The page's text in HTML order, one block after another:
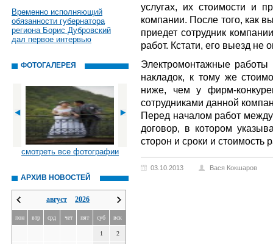
Временно исполняющий
обязанности губернатора
региона Борис Дубровский
дал первое интервью
ФОТОГАЛЕРЕЯ
смотреть все фотографии
АРХИВ НОВОСТЕЙ
август 2026
пон втр срд чет пят суб вск
1 2
услугах, их стоимости и
компании. После того, как
приедет сотрудник
работ. Кстати, его выезд не
Электромонтажные работы
накладок, к тому же
ниже, чем у фирм-
сотрудниками данной
Перед началом работ между
договор, в котором
сторон и сроки и стоимость
03.10.2013 Вася Кокшаров